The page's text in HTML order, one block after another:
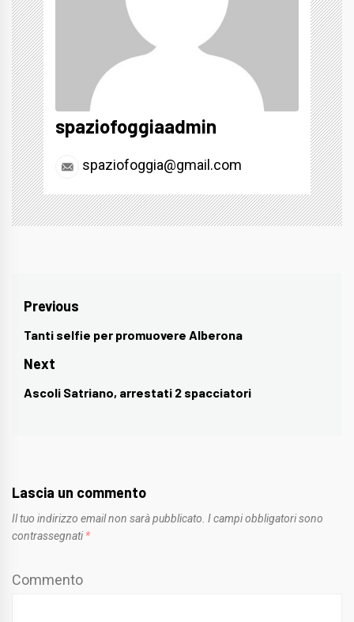
spaziofoggiaadmin
spaziofoggia@gmail.com
Navigazione
articoli
Previous
Previous
post:
Tanti selfie per promuovere Alberona
Next
Next
Ascoli Satriano, arrestati 2 spacciatori
Lascia un commento
Il tuo indirizzo email non sarà pubblicato. I campi obbligatori sono
contrassegnati *
Commento